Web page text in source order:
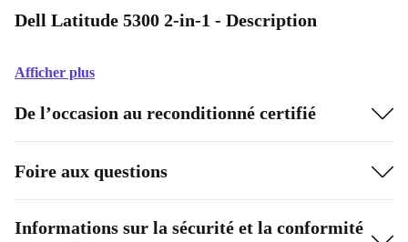
Dell Latitude 5300 2-in-1 - Description
Afficher plus
De l’occasion au reconditionné certifié
Foire aux questions
Informations sur la sécurité et la conformité